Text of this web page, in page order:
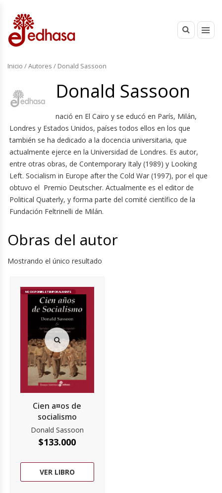
Inicio / Autores / Donald Sassoon
Donald Sassoon
nació en El Cairo y se educó en París, Milán,
Londres y Estados Unidos, países todos ellos en los que
también se ha dedicado a la docencia universitaria, que
actualmente ejerce en la Universidad de Londres. Es autor,
entre otras obras, de Contemporary Italy (1989) y Looking
Left. Socialism in Europe after the Cold War (1997), por el que
obtuvo el Premio Deutscher. Actualmente es el editor de
Political Quaterly, y forma parte del comité científico de la
Fundación Feltrinelli de Milán.
Obras del autor
Mostrando el único resultado
NO DISPONIBLE TEMPORALMENTE
Cien a¤os de
socialismo
Donald Sassoon
$133.000
VER LIBRO